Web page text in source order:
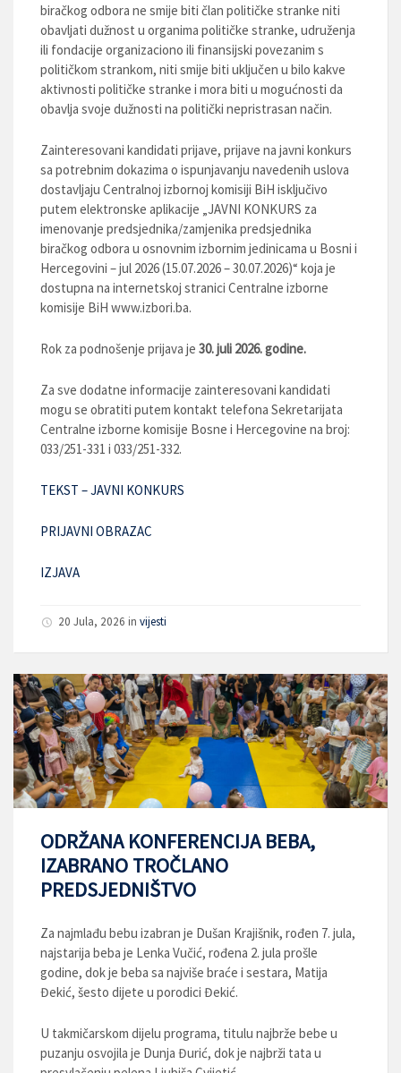
biračkog odbora ne smije biti član političke stranke niti
obavljati dužnost u organima političke stranke, udruženja
ili fondacije organizaciono ili finansijski povezanim s
političkom strankom, niti smije biti uključen u bilo kakve
aktivnosti političke stranke i mora biti u mogućnosti da
obavlja svoje dužnosti na politički nepristrasan način.
Zainteresovani kandidati prijave, prijave na javni konkurs
sa potrebnim dokazima o ispunjavanju navedenih uslova
dostavljaju Centralnoj izbornoj komisiji BiH isključivo
putem elektronske aplikacije „JAVNI KONKURS za
imenovanje predsjednika/zamjenika predsjednika
biračkog odbora u osnovnim izbornim jedinicama u Bosni i
Hercegovini – jul 2026 (15.07.2026 – 30.07.2026)“ koja je
dostupna na internetskoj stranici Centralne izborne
komisije BiH www.izbori.ba.
Rok za podnošenje prijava je 30. juli 2026. godine.
Za sve dodatne informacije zainteresovani kandidati
mogu se obratiti putem kontakt telefona Sekretarijata
Centralne izborne komisije Bosne i Hercegovine na broj:
033/251-331 i 033/251-332.
TEKST – JAVNI KONKURS
PRIJAVNI OBRAZAC
IZJAVA
20 Jula, 2026 in vijesti
ODRŽANA KONFERENCIJA BEBA,
IZABRANO TROČLANO
PREDSJEDNIŠTVO
Za najmlađu bebu izabran je Dušan Krajišnik, rođen 7. jula,
najstarija beba je Lenka Vučić, rođena 2. jula prošle
godine, dok je beba sa najviše braće i sestara, Matija
Đekić, šesto dijete u porodici Đekić.
U takmičarskom dijelu programa, titulu najbrže bebe u
puzanju osvojila je Dunja Đurić, dok je najbrži tata u